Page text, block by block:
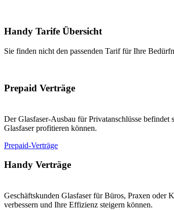
Handy Tarife Übersicht
Sie finden nicht den passenden Tarif für Ihre
Prepaid Verträge
Der Glasfaser-Ausbau für Privatanschlüsse
Glasfaser profitieren können.
Prepaid-Verträge
Handy Verträge
Geschäftskunden Glasfaser für Büros, Praxen oder
verbessern und Ihre Effizienz steigern können.